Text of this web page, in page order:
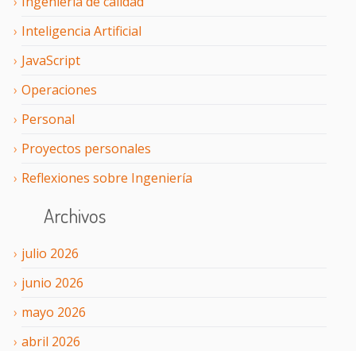
Inteligencia Artificial
JavaScript
Operaciones
Personal
Proyectos personales
Reflexiones sobre Ingeniería
Archivos
julio 2026
junio 2026
mayo 2026
abril 2026